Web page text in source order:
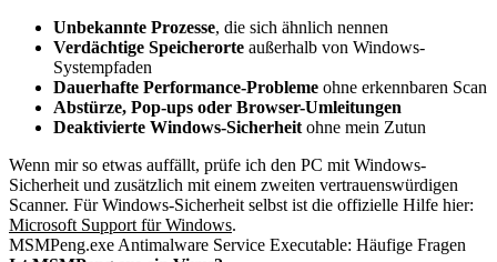
Unbekannte Prozesse, die sich ähnlich nennen
Verdächtige Speicherorte außerhalb von Windows-
Systempfaden
Dauerhafte Performance-Probleme ohne erkennbaren Scan
Abstürze, Pop-ups oder Browser-Umleitungen
Deaktivierte Windows-Sicherheit ohne mein Zutun
Wenn mir so etwas auffällt, prüfe ich den PC mit Windows-
Sicherheit und zusätzlich mit einem zweiten vertrauenswürdigen
Scanner. Für Windows-Sicherheit selbst ist die offizielle Hilfe hier:
Microsoft Support für Windows.
MSMPeng.exe Antimalware Service Executable: Häufige Fragen